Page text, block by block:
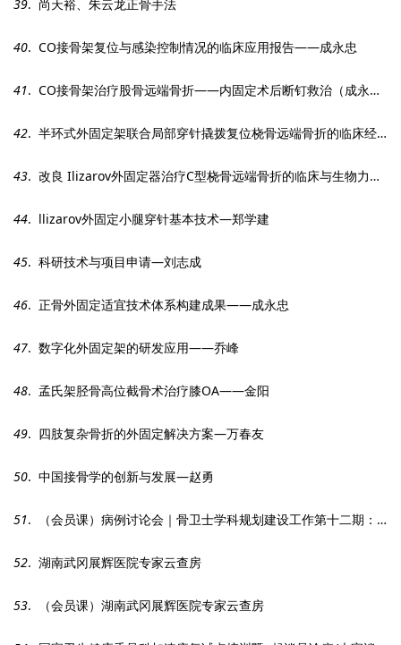
39. 尚天裕、朱云龙正骨手法
40. CO接骨架复位与感染控制情况的临床应用报告——成永忠
41. CO接骨架治疗股骨远端骨折——内固定术后断钉救治（成永忠）
42. 半环式外固定架联合局部穿针撬拨复位桡骨远端骨折的临床经验总结
43. 改良 Ilizarov外固定器治疗C型桡骨远端骨折的临床与生物力学分析—陈彦飞
44. llizarov外固定小腿穿针基本技术—郑学建
45. 科研技术与项目申请—刘志成
46. 正骨外固定适宜技术体系构建成果——成永忠
47. 数字化外固定架的研发应用——乔峰
48. 孟氏架胫骨高位截骨术治疗膝OA——金阳
49. 四肢复杂骨折的外固定解决方案—万春友
50. 中国接骨学的创新与发展—赵勇
51. （会员课）病例讨论会｜骨卫士学科规划建设工作第十二期：股骨粗隆间骨折的治疗策略
52. 湖南武冈展辉医院专家云查房
53. （会员课）湖南武冈展辉医院专家云查房